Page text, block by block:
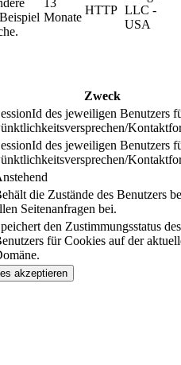
Monate
HTTP LLC -
USA
Zweck
des jeweiligen Benutzers
des jeweiligen Benutzers
die Zustände des Benutzers
Seitenanfragen bei.
den Zustimmungsstatus des
für Cookies auf der
akzeptieren